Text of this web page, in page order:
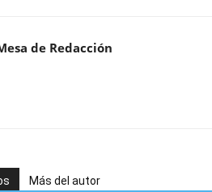
de Redacción
Más del autor